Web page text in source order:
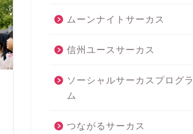
ムーンナイトサーカス
信州ユースサーカス
ソーシャルサーカスプログラ
ム
つながるサーカス